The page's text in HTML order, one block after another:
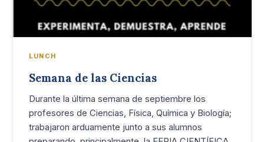
LUNCH
Semana de las Ciencias
Durante la última semana de septiembre los
profesores de Ciencias, Física, Química y Biología;
trabajaron arduamente junto a sus alumnos